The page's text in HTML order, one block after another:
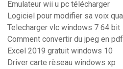
Emulateur wii u pc télécharger
Logiciel pour modifier sa voix
Telecharger vlc windows 7 64 bit
Comment convertir du jpeg en
Excel 2019 gratuit windows 10
Driver carte rèseau windows xp